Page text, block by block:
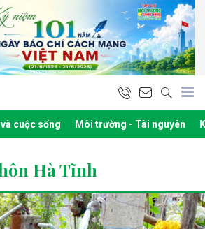
cuộc sống Môi trường - Tài nguyên
Hà Tĩnh